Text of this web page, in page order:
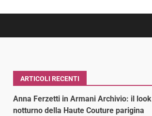
ARTICOLI RECENTI
Anna Ferzetti in Armani Archivio: il look
notturno della Haute Couture parigina